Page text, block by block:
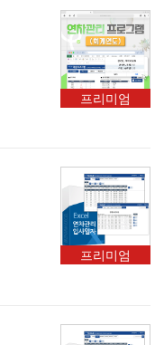
프리미엄
프리미엄